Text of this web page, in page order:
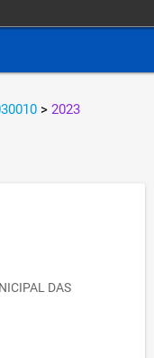
> 2023
DAS